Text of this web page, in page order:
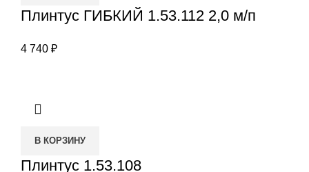
Плинтус ГИБКИЙ 1.53.112 2,0 м/п
4 740 ₽
В КОРЗИНУ
Плинтус 1.53.108